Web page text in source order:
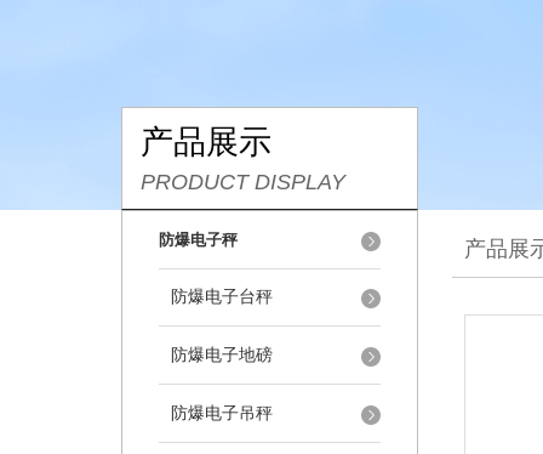
产品展示
PRODUCT DISPLAY
防爆电子秤
防爆电子台秤
防爆电子地磅
防爆电子吊秤
产品展